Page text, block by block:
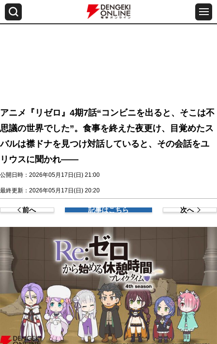
アニメ『リゼロ』4期7話“コンビニを出ると、そこは不
思議の世界でした”。食事を終えた夜更け、目覚めたス
バルは襟ドナを見つけ対話していると、その会話をユ
リウスに聞かれ――
公開日時：2026年05月17日(日) 21:00
最終更新：2026年05月17日(日) 20:20
前へ 記事はこちら 次へ